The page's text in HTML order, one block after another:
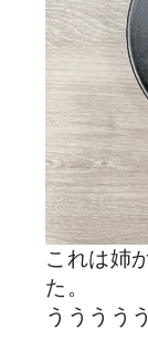
これは姉
た。
うううう